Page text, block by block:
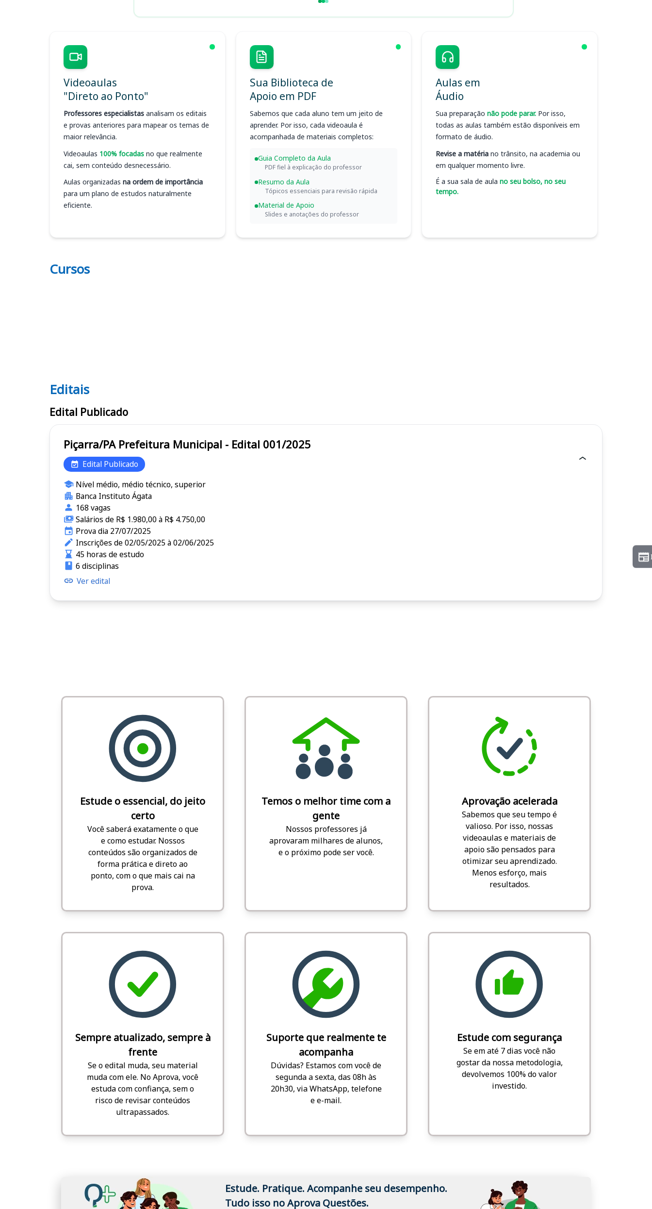
Videoaulas
"Direto ao Ponto"
Professores especialistas analisam os editais
e provas anteriores para mapear os temas de
maior relevância.
Videoaulas 100% focadas no que realmente
cai, sem conteúdo desnecessário.
Aulas organizadas na ordem de importância
para um plano de estudos naturalmente
eficiente.
Sua Biblioteca de
Apoio em PDF
Sabemos que cada aluno tem um jeito de
aprender. Por isso, cada videoaula é
acompanhada de materiais completos:
Guia Completo da Aula
PDF fiel à explicação do professor
Resumo da Aula
Tópicos essenciais para revisão rápida
Material de Apoio
Slides e anotações do professor
Aulas em
Áudio
Sua preparação não pode parar. Por isso,
todas as aulas também estão disponíveis em
formato de áudio.
Revise a matéria no trânsito, na academia ou
em qualquer momento livre.
É a sua sala de aula no seu bolso, no seu
tempo.
Cursos
Editais
Editais
Edital Publicado
Piçarra/PA Prefeitura Municipal - Edital 001/2025
Edital Publicado
Nível médio, médio técnico, superior
Banca Instituto Ágata
168 vagas
Salários de R$ 1.980,00 à R$ 4.750,00
Prova dia 27/07/2025
Inscrições de 02/05/2025 à 02/06/2025
45 horas de estudo
6 disciplinas
Ver edital
Estude o essencial, do jeito
certo
Você saberá exatamente o que
e como estudar. Nossos
conteúdos são organizados de
forma prática e direto ao
ponto, com o que mais cai na
prova.
Temos o melhor time com a
gente
Nossos professores já
aprovaram milhares de alunos,
e o próximo pode ser você.
Aprovação acelerada
Sabemos que seu tempo é
valioso. Por isso, nossas
videoaulas e materiais de
apoio são pensados para
otimizar seu aprendizado.
Menos esforço, mais
resultados.
Sempre atualizado, sempre à
frente
Se o edital muda, seu material
muda com ele. No Aprova, você
estuda com confiança, sem o
risco de revisar conteúdos
ultrapassados.
Suporte que realmente te
acompanha
Dúvidas? Estamos com você de
segunda a sexta, das 08h às
20h30, via WhatsApp, telefone
e e-mail.
Estude com segurança
Se em até 7 dias você não
gostar da nossa metodologia,
devolvemos 100% do valor
investido.
Estude. Pratique. Acompanhe seu desempenho.
Tudo isso no Aprova Questões.